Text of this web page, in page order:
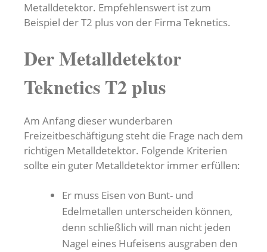
Metalldetektor. Empfehlenswert ist zum
Beispiel der T2 plus von der Firma Teknetics.
Der Metalldetektor
Teknetics T2 plus
Am Anfang dieser wunderbaren
Freizeitbeschäftigung steht die Frage nach dem
richtigen Metalldetektor. Folgende Kriterien
sollte ein guter Metalldetektor immer erfüllen:
Er muss Eisen von Bunt- und
Edelmetallen unterscheiden können,
denn schließlich will man nicht jeden
Nagel eines Hufeisens ausgraben den